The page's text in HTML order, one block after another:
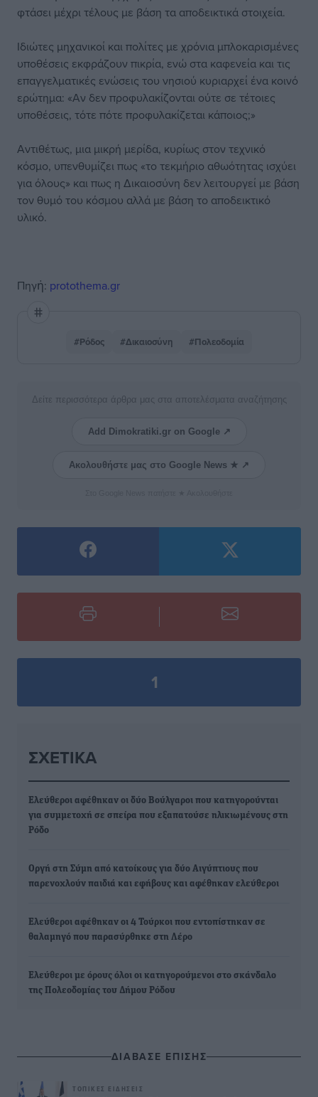
φτάσει μέχρι τέλους με βάση τα αποδεικτικά στοιχεία.
Ιδιώτες μηχανικοί και πολίτες με χρόνια μπλοκαρισμένες
υποθέσεις εκφράζουν πικρία, ενώ στα καφενεία και τις
επαγγελματικές ενώσεις του νησιού κυριαρχεί ένα κοινό
ερώτημα: «Αν δεν προφυλακίζονται ούτε σε τέτοιες
υποθέσεις, τότε πότε προφυλακίζεται κάποιος;»
Αντιθέτως, μια μικρή μερίδα, κυρίως στον τεχνικό
κόσμο, υπενθυμίζει πως «το τεκμήριο αθωότητας ισχύει
για όλους» και πως η Δικαιοσύνη δεν λειτουργεί με βάση
τον θυμό του κόσμου αλλά με βάση το αποδεικτικό
υλικό.
Πηγἠ: protothema.gr
#Ρόδος #Δικαιοσύνη #Πολεοδομία
Δείτε περισσότερα άρθρα μας στα αποτελέσματα αναζήτησης
Add Dimokratiki.gr on Google ↗
Ακολουθήστε μας στο Google News ★ ↗
1
ΣΧΕΤΙΚΆ
Ελεύθεροι αφέθηκαν οι δύο Βούλγαροι που κατηγορούνται
για συμμετοχή σε σπείρα που εξαπατούσε ηλικιωμένους στη
Ρόδο
Οργή στη Σύμη από κατοίκους για δύο Αιγύπτιους που
παρενοχλούν παιδιά και εφήβους και αφέθηκαν ελεύθεροι
Ελεύθεροι αφέθηκαν οι 4 Τούρκοι που εντοπίστηκαν σε
θαλαμηγό που παρασύρθηκε στη Λέρο
Ελεύθεροι με όρους όλοι οι κατηγορούμενοι στο σκάνδαλο
της Πολεοδομίας του Δήμου Ρόδου
ΔΙΑΒΑΣΕ ΕΠΙΣΗΣ
ΤΟΠΙΚΈΣ ΕΙΔΉΣΕΙΣ